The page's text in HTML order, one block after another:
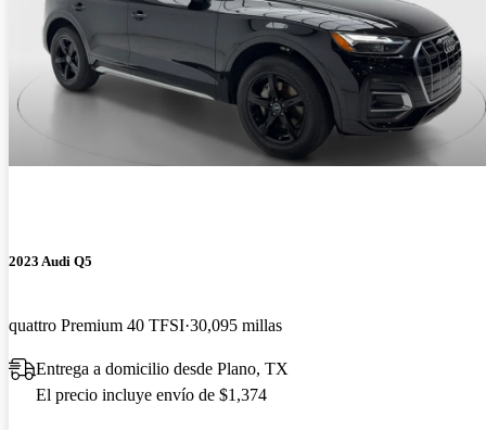
2023 Audi Q5
quattro Premium 40 TFSI 30,095 millas
Entrega a domicilio desde Plano, TX
El precio incluye envío de $1,374